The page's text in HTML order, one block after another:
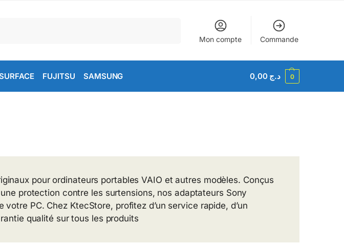
Mon compte Commande
FUJITSU SAMSUNG د.ج 0,00 0
pour ordinateurs portables VAIO et autres modèles. Conçus
protection contre les surtensions, nos adaptateurs Sony
PC. Chez KtecStore, profitez d’un service rapide, d’un
qualité sur tous les produits